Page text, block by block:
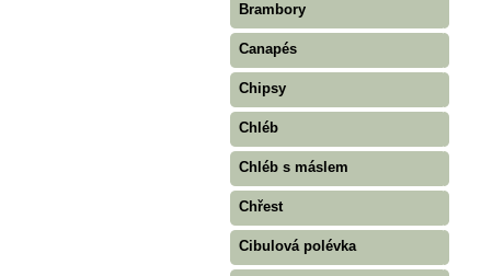
Brambory
Canapés
Chipsy
Chléb
Chléb s máslem
Chřest
Cibulová polévka